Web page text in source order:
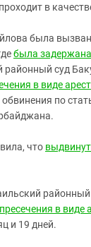
в
была
была задержана
районный суд
в виде
по
что
районный
в виде
и 19 дней.